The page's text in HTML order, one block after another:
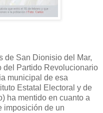
de San Dionisio del Mar,
del Partido Revolucionario
municipal de esa
Estatal Electoral y de
ha mentido en cuanto a
imposición de un